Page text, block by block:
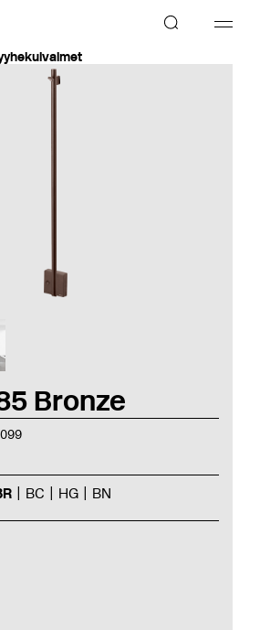
Bronze
BC HG BN